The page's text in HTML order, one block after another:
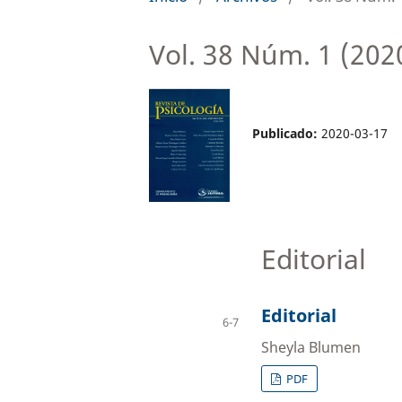
Vol. 38 Núm. 1
Publicado: 2020-03-17
Editorial
Editorial
Sheyla Blumen
6-7
PDF